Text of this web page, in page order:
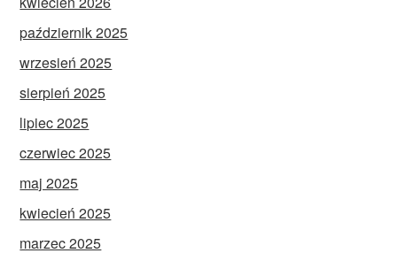
październik 2025
wrzesień 2025
sierpień 2025
lipiec 2025
czerwiec 2025
maj 2025
kwiecień 2025
marzec 2025